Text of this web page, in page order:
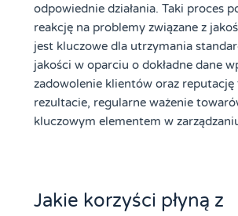
odpowiednie działania. Taki proces
reakcję na problemy związane z
jest kluczowe dla utrzymania
jakości w oparciu o dokładne dane
zadowolenie klientów oraz
rezultacie, regularne ważenie
kluczowym elementem w
Jakie korzyści płyną z